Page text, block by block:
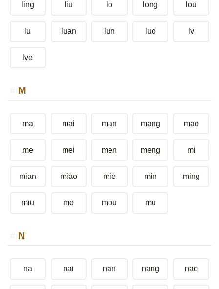
ling liu lo long lou
lu luan lun luo lv
lve
M
ma mai man mang mao
me mei men meng mi
mian miao mie min ming
miu mo mou mu
N
na nai nan nang nao